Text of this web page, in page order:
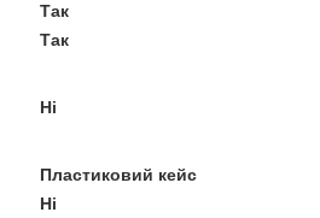
Так
Так
Ні
Пластиковий кейс
Ні